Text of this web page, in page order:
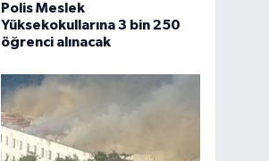
Polis Meslek
Yüksekokullarına 3 bin 250
öğrenci alınacak